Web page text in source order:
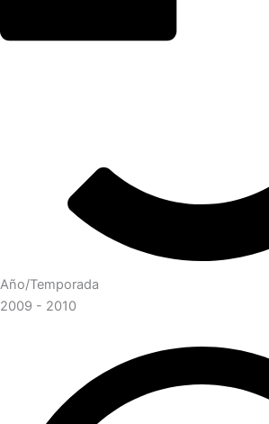
Año/Temporada
2009 - 2010